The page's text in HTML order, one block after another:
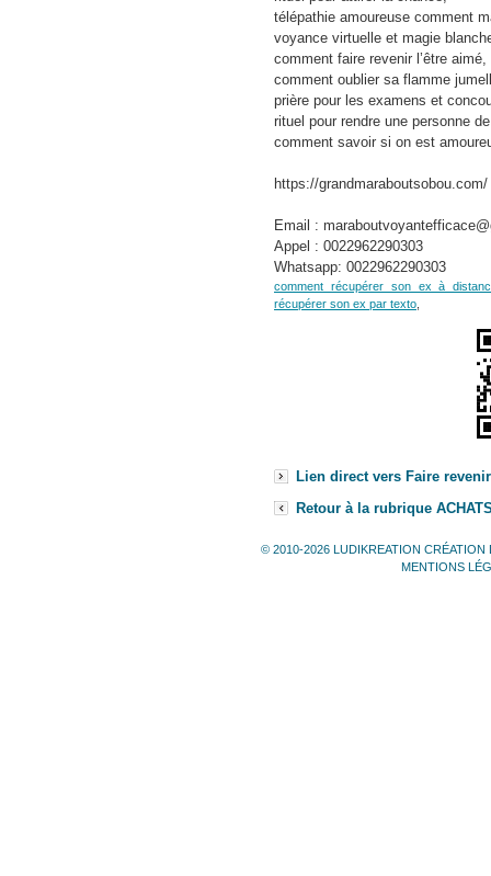
télépathie amoureuse comment
voyance virtuelle et magie
comment faire revenir l’être aimé,
comment oublier sa flamme
prière pour les examens et
rituel pour rendre une personne
comment savoir si on est
https://grandmaraboutsobou.com/
Email :
Appel : 0022962290303
Whatsapp: 0022962290303
comment récupérer son ex à
récupérer son ex par texto
Lien direct vers Faire
Retour à la rubrique
© 2010-2026 LUDIKREATION CRÉATION
MENTIONS